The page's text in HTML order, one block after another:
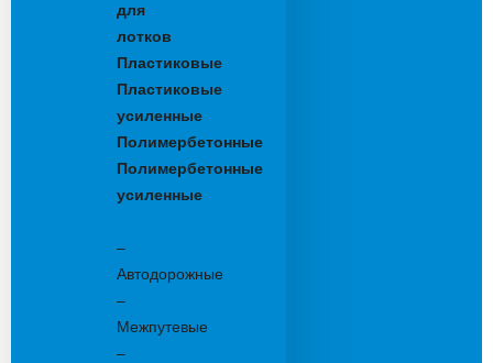
для
лотков
Пластиковые
Пластиковые
усиленные
Полимербетонные
Полимербетонные
усиленные
–
Автодорожные
–
Межпутевые
–